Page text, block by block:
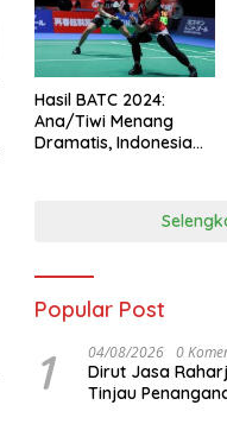
Hasil BATC 2024:
Ana/Tiwi Menang
Dramatis, Indonesia
Popular Post
1 04/08/2026 0
Dirut Jasa
Tinjau